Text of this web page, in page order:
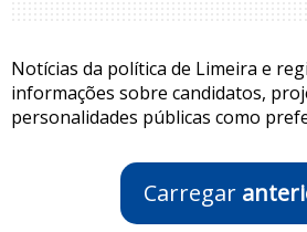
Notícias da política de Limeira e
informações sobre candidatos,
personalidades públicas como
Carregar